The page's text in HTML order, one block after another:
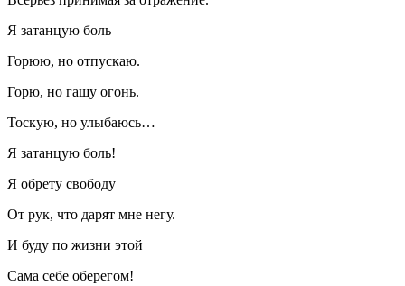
Я затанцую боль
Горюю, но отпускаю.
Горю, но гашу огонь.
Тоскую, но улыбаюсь…
Я затанцую боль!
Я обрету свободу
От рук, что дарят мне негу.
И буду по жизни этой
Сама себе оберегом!